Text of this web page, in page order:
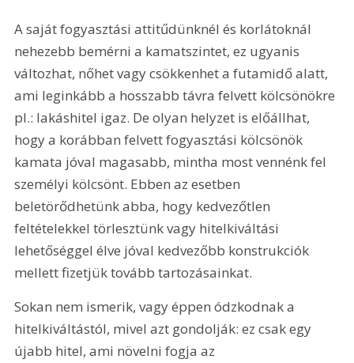
A saját fogyasztási attitűdünknél és korlátoknál
nehezebb bemérni a kamatszintet, ez ugyanis
változhat, nőhet vagy csökkenhet a futamidő alatt,
ami leginkább a hosszabb távra felvett kölcsönökre
pl.: lakáshitel igaz. De olyan helyzet is előállhat,
hogy a korábban felvett fogyasztási kölcsönök
kamata jóval magasabb, mintha most vennénk fel
személyi kölcsönt. Ebben az esetben
beletörődhetünk abba, hogy kedvezőtlen
feltételekkel törlesztünk vagy hitelkiváltási
lehetőséggel élve jóval kedvezőbb konstrukciók
mellett fizetjük tovább tartozásainkat.
Sokan nem ismerik, vagy éppen ódzkodnak a
hitelkiváltástól, mivel azt gondolják: ez csak egy
újabb hitel, ami növelni fogja az